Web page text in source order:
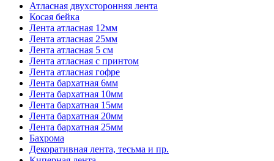
Атласная двухсторонняя лента
Косая бейка
Лента атласная 12мм
Лента атласная 25мм
Лента атласная 5 см
Лента атласная с принтом
Лента атласная гофре
Лента бархатная 6мм
Лента бархатная 10мм
Лента бархатная 15мм
Лента бархатная 20мм
Лента бархатная 25мм
Бахрома
Декоративная лента, тесьма и пр.